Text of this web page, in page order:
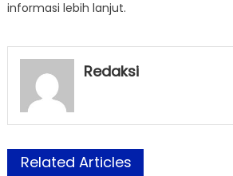
informasi lebih lanjut.
Redaksi
Related Articles